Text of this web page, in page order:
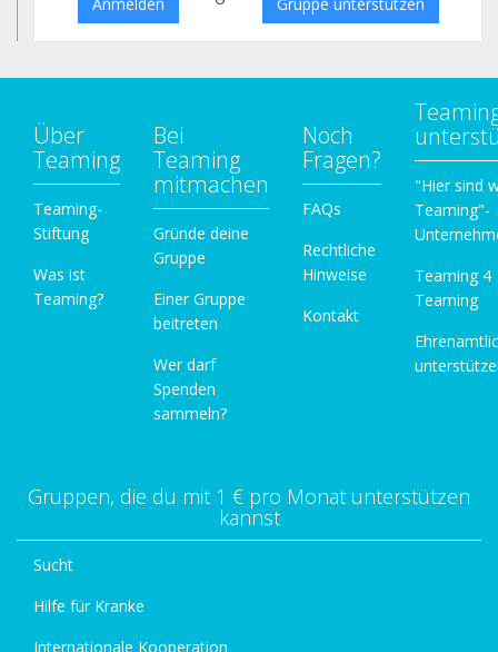
Über
Teaming
Teaming-
Stiftung
Was ist
Teaming?
Bei
Teaming
mitmachen
Gründe deine
Gruppe
Einer Gruppe
beitreten
Wer darf
Spenden
sammeln?
Noch
Fragen?
FAQs
Rechtliche
Hinweise
Kontakt
"Hier sind
Teaming"-
Teaming 4
Teaming
Gruppen, die du mit 1 € pro Monat unterstützen
kannst
Sucht
Hilfe für Kranke
Internationale Kooperation